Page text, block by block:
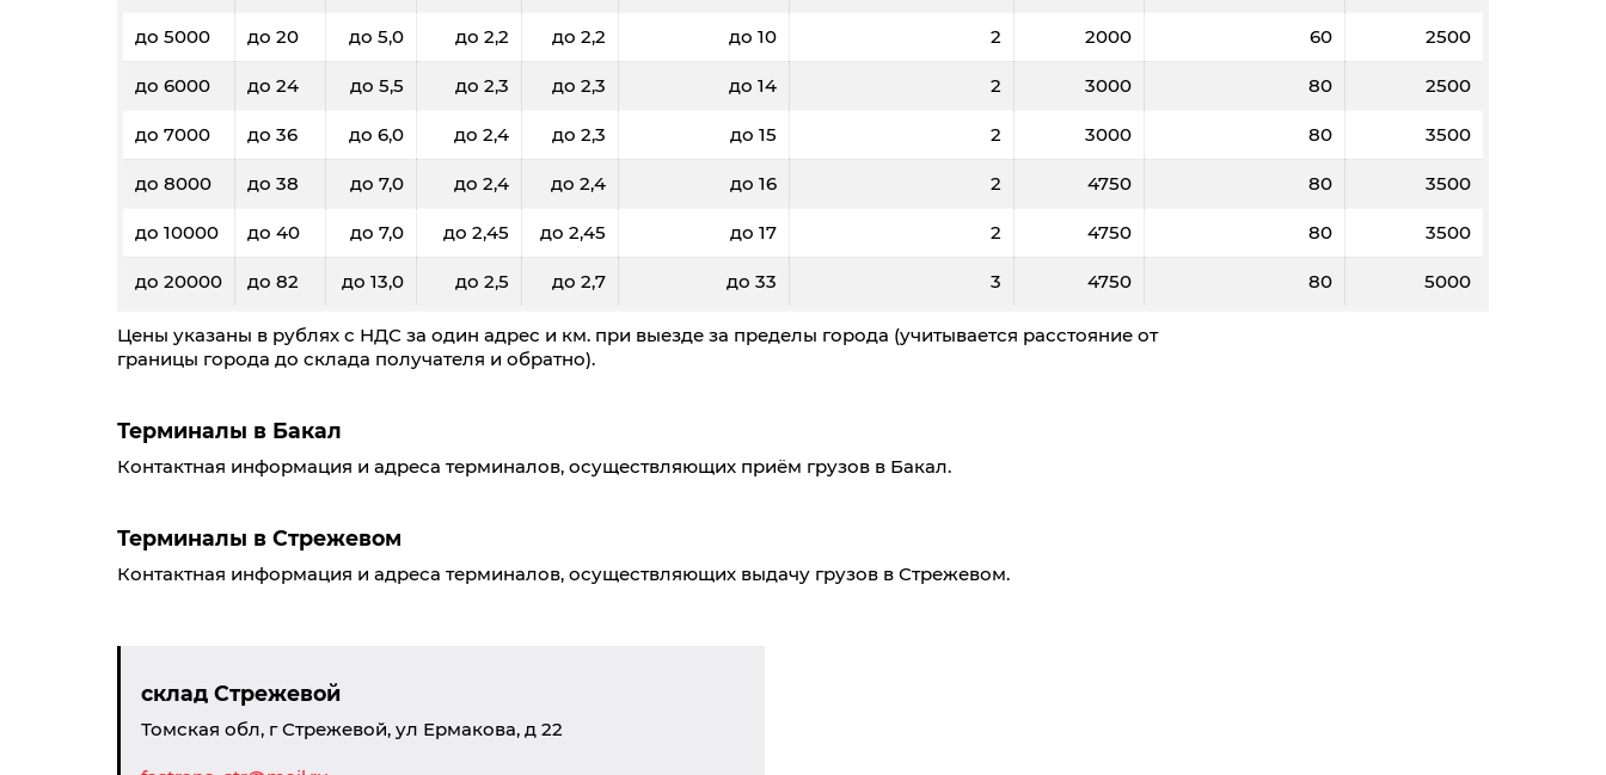
до 5000 до 20 до 5,0 до 2,2 до 2,2 до 10 2 2000 60 2500
до 6000 до 24 до 5,5 до 2,3 до 2,3 до 14 2 3000 80 2500
до 7000 до 36 до 6,0 до 2,4 до 2,3 до 15 2 3000 80 3500
до 8000 до 38 до 7,0 до 2,4 до 2,4 до 16 2 4750 80 3500
до 10000 до 40 до 7,0 до 2,45 до 2,45 до 17 2 4750 80 3500
до 20000 до 82 до 13,0 до 2,5 до 2,7 до 33 3 4750 80 5000
Цены указаны в рублях с НДС за один адрес и км. при выезде за пределы города (учитывается расстояние от
границы города до склада получателя и обратно).
Терминалы в Бакал
Контактная информация и адреса терминалов, осуществляющих приём грузов в Бакал.
Терминалы в Стрежевом
Контактная информация и адреса терминалов, осуществляющих выдачу грузов в Стрежевом.
склад Стрежевой
Томская обл, г Стрежевой, ул Ермакова, д 22